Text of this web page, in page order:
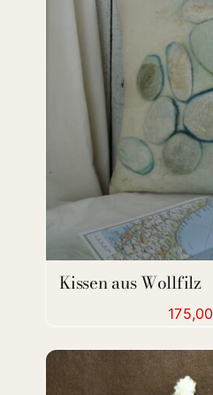
ADD TO CART
Kissen aus Wollfilz
175,00